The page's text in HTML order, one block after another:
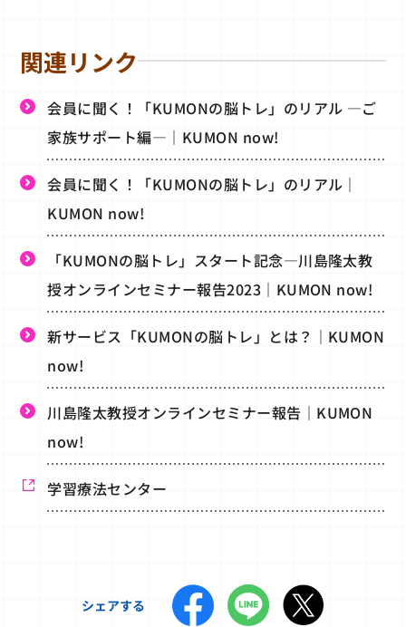
関連リンク
会員に聞く！「KUMONの脳トレ」のリアル ―ご
家族サポート編―｜KUMON now!
会員に聞く！「KUMONの脳トレ」のリアル｜
KUMON now!
「KUMONの脳トレ」スタート記念―川島隆太教
授オンラインセミナー報告2023｜KUMON now!
新サービス「KUMONの脳トレ」とは？｜KUMON
now!
川島隆太教授オンラインセミナー報告｜KUMON
now!
学習療法センター
シェアする